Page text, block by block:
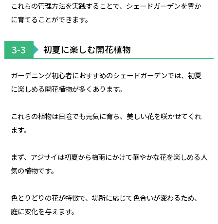
これらの管理方法を実践することで、シェードガーデンを豊か
に育てることができます。
3-3 初夏に楽しむ開花植物
ガーデニング初心者におすすめのシェードガーデンでは、初夏
に楽しめる開花植物が多くあります。
これらの植物は日陰でも元気に育ち、美しい花を咲かせてくれ
ます。
まず、アジサイは初夏から梅雨にかけて華やかな花を楽しめる人
気の植物です。
色とりどりの花が特徴で、場所に応じて色合いが変わるため、
庭に変化を与えます。